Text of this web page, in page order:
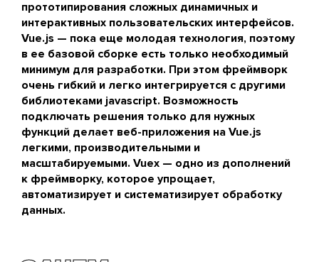
прототипирования сложных динамичных и
интерактивных пользовательских интерфейсов.
Vue.js — пока еще молодая технология, поэтому
в ее базовой сборке есть только необходимый
минимум для разработки. При этом фреймворк
очень гибкий и легко интегрируется с другими
библиотеками javascript. Возможность
подключать решения только для нужных
функций делает веб-приложения на Vue.js
легкими, производительными и
масштабируемыми. Vuex — одно из дополнений
к фреймворку, которое упрощает,
автоматизирует и систематизирует обработку
данных.